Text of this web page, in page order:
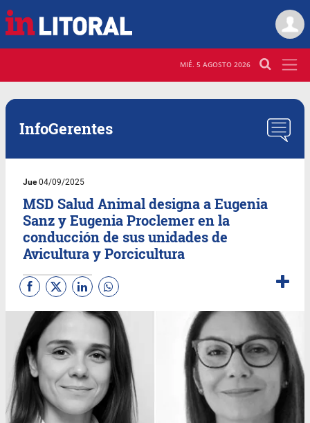
MIÉ. 5 AGOSTO 2026
InfoGerentes
Jue04/09/2025
MSD Salud Animal designa a Eugenia
Sanz y Eugenia Proclemer en la
conducción de sus unidades de
Avicultura y Porcicultura